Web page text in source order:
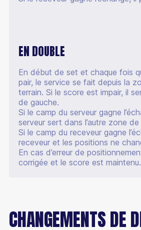
EN DOUBLE
En début de set et chaque fois
pair, le service se fait depuis la
terrain. Si le score est impair, il
de gauche.
Si le camp du serveur gagne
serveur sert dans l’autre zone
Si le camp du receveur gagne
receveur et les positions ne
En cas d’erreur de
corrigée et le score est maintenu.
CHANGEMENTS DE